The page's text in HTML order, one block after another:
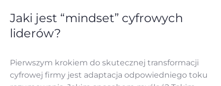
Jaki jest “mindset” cyfrowych
liderów?
Pierwszym krokiem do skutecznej transformacji
cyfrowej firmy jest adaptacja odpowiedniego toku